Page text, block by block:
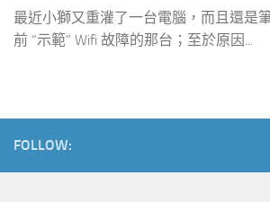
最近小獅又重灌了一台電腦，而且還是
前 “示範” Wifi 故障的那台；至於原因...
FOLLOW: